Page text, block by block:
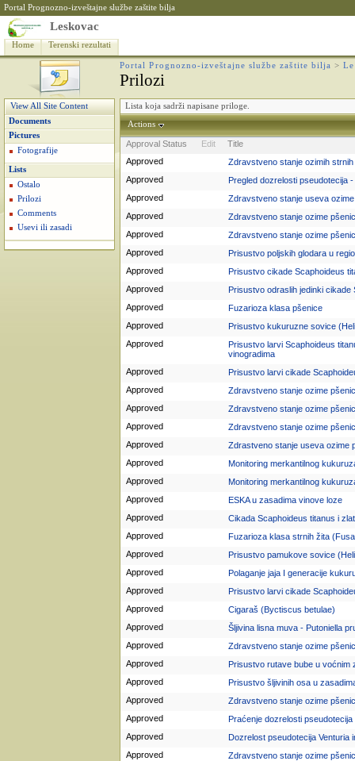
Portal Prognozno-izveštajne službe zaštite bilja
Leskovac
Home Terenski rezultati
Portal Prognozno-izveštajne službe zaštite bilja >
Prilozi
View All Site Content
Documents
Pictures
Fotografije
Lists
Ostalo
Prilozi
Comments
Usevi ili zasadi
Lista koja sadrži napisane priloge.
Actions
Approval Status Edit
Title
Approved
Zdravstveno stanje ozimih strnih
Approved
Pregled dozrelosti pseudotecija
Approved
Zdravstveno stanje useva
Approved
Zdravstveno stanje ozime
Approved
Zdravstveno stanje ozime
Approved
Prisustvo poljskih glodara u
Approved
Prisustvo cikade Scaphoideus
Approved
Prisustvo odraslih jedinki cikade
Approved
Fuzarioza klasa pšenice
Approved
Prisustvo kukuruzne sovice
Approved
Prisustvo larvi Scaphoideus
vinogradima
Approved
Prisustvo larvi cikade
Approved
Zdravstveno stanje ozime
Approved
Zdravstveno stanje ozime
Approved
Zdravstveno stanje ozime
Approved
Zdrastveno stanje useva ozime
Approved
Monitoring merkantilnog
Approved
Monitoring merkantilnog
Approved
ESKA u zasadima vinove loze
Approved
Cikada Scaphoideus titanus i
Approved
Fuzarioza klasa strnih žita
Approved
Prisustvo pamukove sovice
Approved
Polaganje jaja I generacije
Approved
Prisustvo larvi cikade
Approved
Cigaraš (Byctiscus betulae)
Approved
Šljivina lisna muva - Putoniella
Approved
Zdravstveno stanje ozime
Approved
Prisustvo rutave bube u voćnim
Approved
Prisustvo šljivinih osa u
Approved
Zdravstveno stanje ozime
Approved
Praćenje dozrelosti pseudotecija
Approved
Dozrelost pseudotecija Venturia
Approved
Zdravstveno stanje ozime